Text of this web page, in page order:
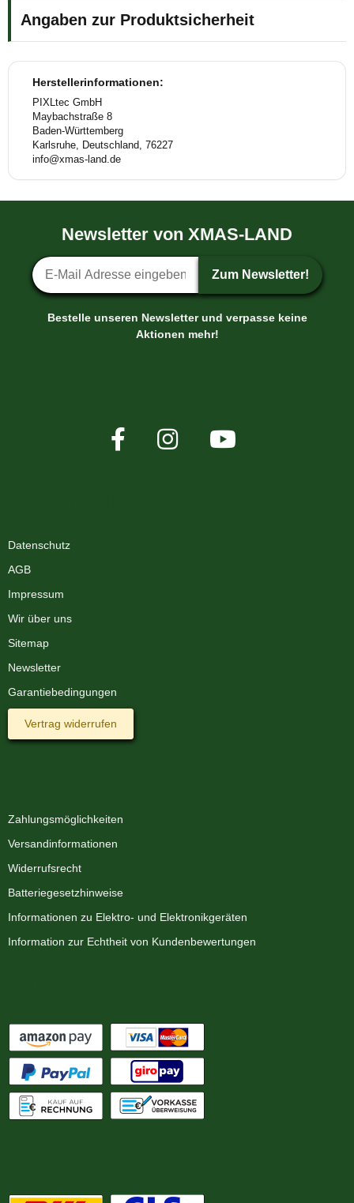
Angaben zur Produktsicherheit
Herstellerinformationen:
PIXLtec GmbH
Maybachstraße 8
Baden-Württemberg
Karlsruhe, Deutschland, 76227
info@xmas-land.de
Newsletter von XMAS-LAND
Newsletter-Anmeldung
Zum Newsletter!
Bestelle unseren Newsletter und verpasse keine
Aktionen mehr!
Datenschutz
AGB
Impressum
Wir über uns
Sitemap
Newsletter
Garantiebedingungen
Vertrag widerrufen
Zahlungsmöglichkeiten
Versandinformationen
Widerrufsrecht
Batteriegesetzhinweise
Informationen zu Elektro- und Elektronikgeräten
Information zur Echtheit von Kundenbewertungen